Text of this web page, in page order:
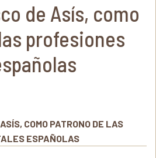
de Asís, como
profesiones
COMO PATRONO DE LAS
ESPAÑOLAS